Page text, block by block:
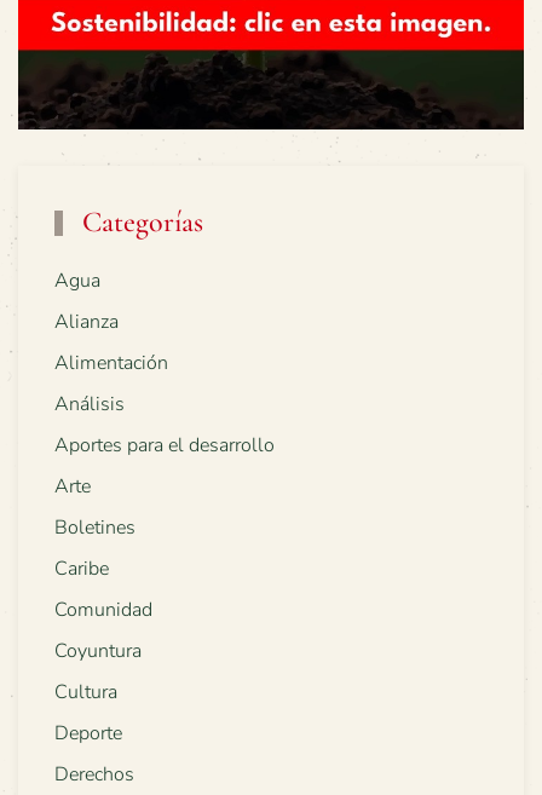
Categorías
Agua
Alianza
Alimentación
Análisis
Aportes para el desarrollo
Arte
Boletines
Caribe
Comunidad
Coyuntura
Cultura
Deporte
Derechos